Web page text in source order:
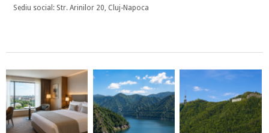
Sediu social: Str. Arinilor 20, Cluj-Napoca